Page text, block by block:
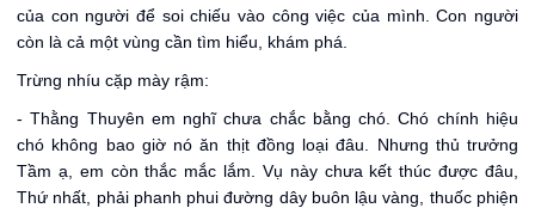
của con người để soi chiếu vào công việc của mình. Con người
còn là cả một vùng cần tìm hiểu, khám phá.
Trừng nhíu cặp mày rậm:
- Thằng Thuyên em nghĩ chưa chắc bằng chó. Chó chính hiệu
chó không bao giờ nó ăn thịt đồng loại đâu. Nhưng thủ trưởng
Tầm ạ, em còn thắc mắc lắm. Vụ này chưa kết thúc được đâu,
Thứ nhất, phải phanh phui đường dây buôn lậu vàng, thuốc phiện